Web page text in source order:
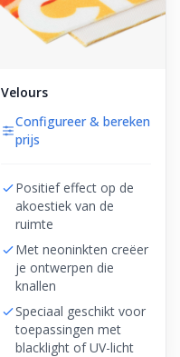
Velours
Configureer & bereken
prijs
Positief effect op de
akoestiek van de
ruimte
Met neoninkten creëer
je ontwerpen die
knallen
Speciaal geschikt voor
toepassingen met
blacklight of UV-licht